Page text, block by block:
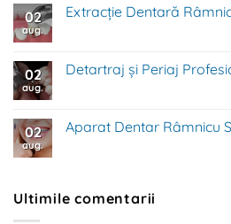
02
aug.
Extracție Dentară
Extracție
Dentară
Durere
02
aug.
Detartraj și Periaj
Detartraj
și
02
aug.
Aparat Dentar Râmnicu
Râmnicu
Ultimile comentarii